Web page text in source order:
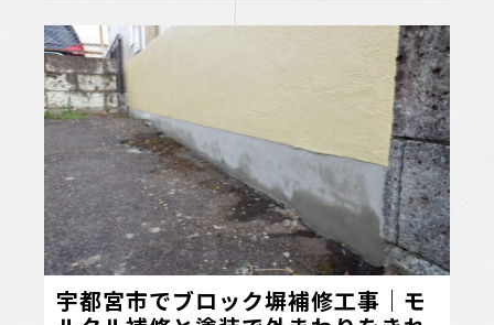
宇都宮市でブロック塀補修工事｜モ